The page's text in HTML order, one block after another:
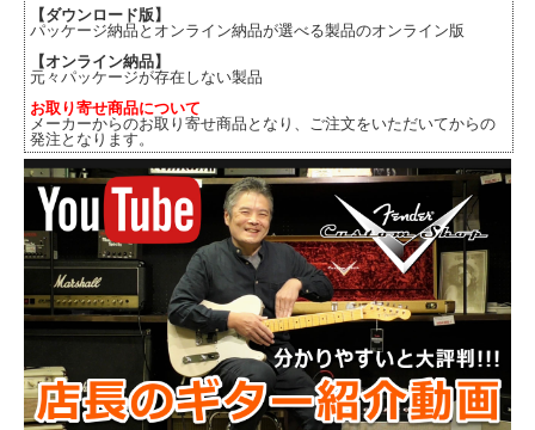
【ダウンロード版】
パッケージ納品とオンライン納品が選べる製品のオンライン版
【オンライン納品】
元々パッケージが存在しない製品
お取り寄せ商品について
メーカーからのお取り寄せ商品となり、ご注文をいただいてからの
発注となります。